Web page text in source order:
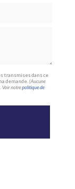
transmises dans ce
demande.(Aucune
Voir notrepolitique de